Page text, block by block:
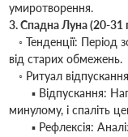
умиротворення.
3. Спадна Луна (20-31
◦ Тенденції: Період
від старих обмежень.
◦ Ритуал
▪ Відпускання:
минулому, і спаліть
▪ Рефлексія: